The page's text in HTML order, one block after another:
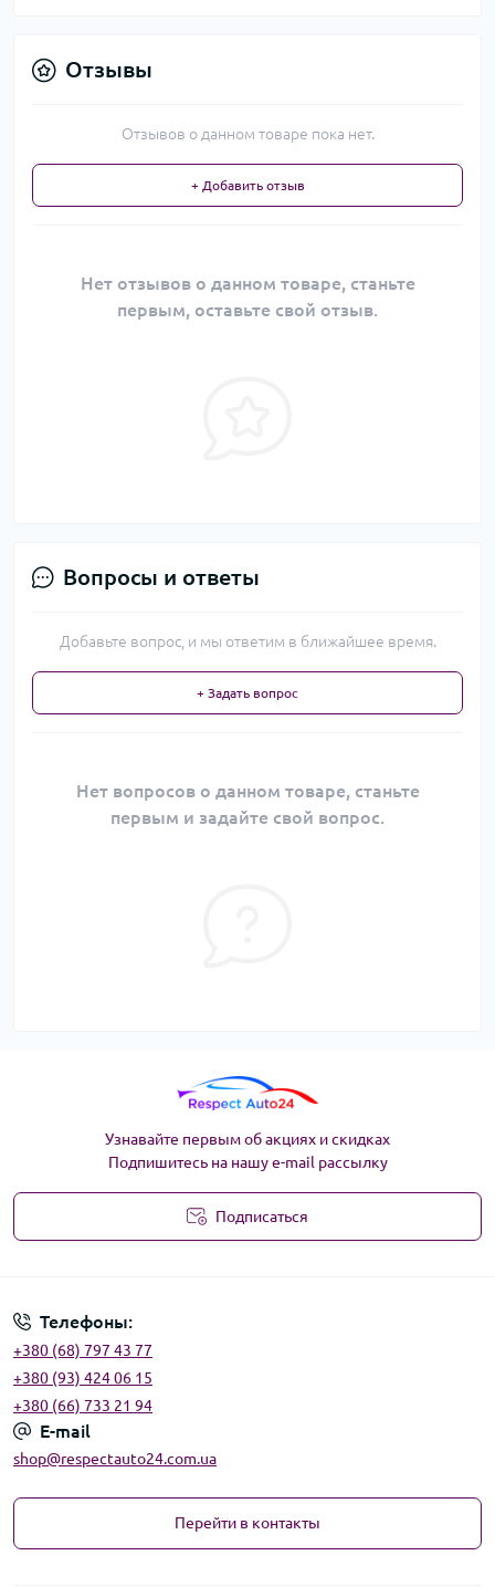
Отзывы
Отзывов о данном товаре пока нет.
+ Добавить отзыв
Нет отзывов о данном товаре, станьте
первым, оставьте свой отзыв.
Вопросы и ответы
Добавьте вопрос, и мы ответим в ближайшее время.
+ Задать вопрос
Нет вопросов о данном товаре, станьте
первым и задайте свой вопрос.
Узнавайте первым об акциях и скидках
Подпишитесь на нашу e-mail рассылку
Подписаться
Телефоны:
+380 (68) 797 43 77
+380 (93) 424 06 15
+380 (66) 733 21 94
E-mail
shop@respectauto24.com.ua
Перейти в контакты